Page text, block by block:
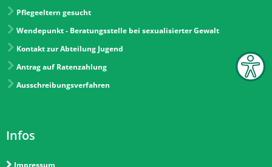
Pflegeeltern gesucht
Wendepunkt - Beratungsstelle bei sexualisierter Gewalt
Kontakt zur Abteilung Jugend
Antrag auf Ratenzahlung
Ausschreibungsverfahren
Infos
Impressum